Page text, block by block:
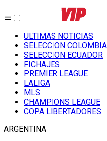
ULTIMAS NOTICIAS
SELECCION COLOMBIA
SELECCION ECUADOR
FICHAJES
PREMIER LEAGUE
LALIGA
MLS
CHAMPIONS LEAGUE
COPA LIBERTADORES
ARGENTINA